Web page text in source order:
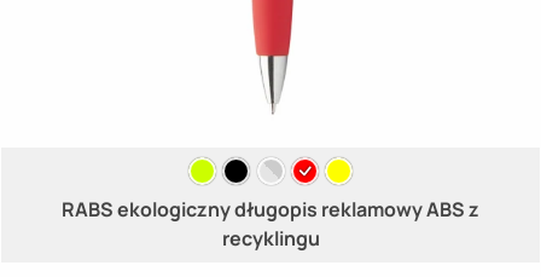
RABS ekologiczny długopis reklamowy ABS z
recyklingu